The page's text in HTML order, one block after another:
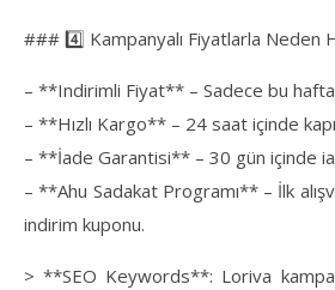
### 4️⃣ Kampanyalı Fiyatlarla Neden
– **Indirimli Fiyat** – Sadece bu
– **Hızlı Kargo** – 24 saat içinde
– **İade Garantisi** – 30 gün içinde
– **Ahu Sadakat Programı** – İlk
indirim kuponu.
> **SEO Keywords**: Loriva